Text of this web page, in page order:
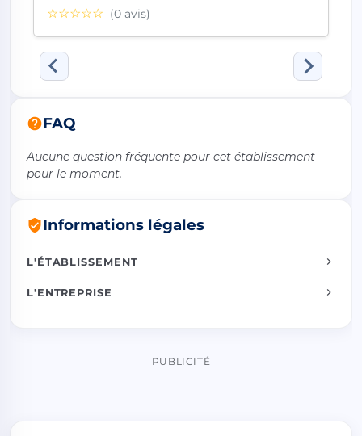
☆☆☆☆☆ (0 avis)
FAQ
Aucune question fréquente pour cet établissement
pour le moment.
Informations légales
L'ÉTABLISSEMENT
L'ENTREPRISE
PUBLICITÉ